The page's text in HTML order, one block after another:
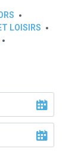
LOISIRS